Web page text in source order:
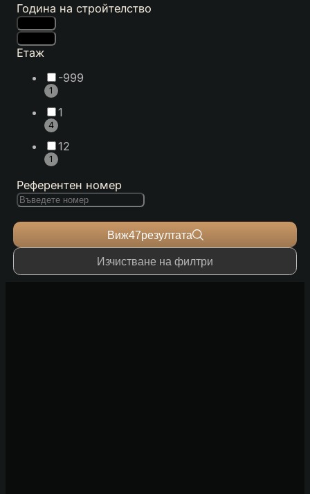
Година на стройтелство
Етаж
-999
1
1
4
12
1
Референтен номер
Виж47резултата
Изчистване на филтри